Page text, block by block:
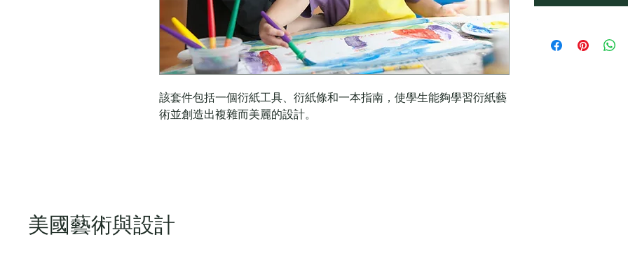
該套件包括一個衍紙工具、衍紙條和一本指南，使學生能夠學習衍紙藝
術並創造出複雜而美麗的設計。
美國藝術與設計